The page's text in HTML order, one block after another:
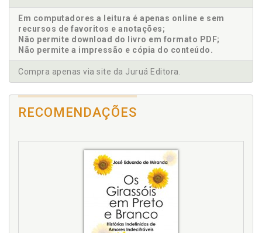
autoestima, p. 73
Conquistas. Mulher: uma história de submissão, p.
31
Convivência social. Primeiro passo para o
autoconhecimento: compreender que há um outro
diverso de mim: o meu universo não é o único
D
relacionamentos tóxicos, p. 91
Desenvolvimento emocional. Família: base do
desenvolvimento emocional, p. 49
Emoção. Família: base do desenvolvimento
Em computadores a leitura é apenas online e sem
recursos de favoritos e anotações;
Não permite download do livro em formato PDF;
Não permite a impressão e cópia do conteúdo.
Compra apenas via site da Juruá Editora.
RECOMENDAÇÕES